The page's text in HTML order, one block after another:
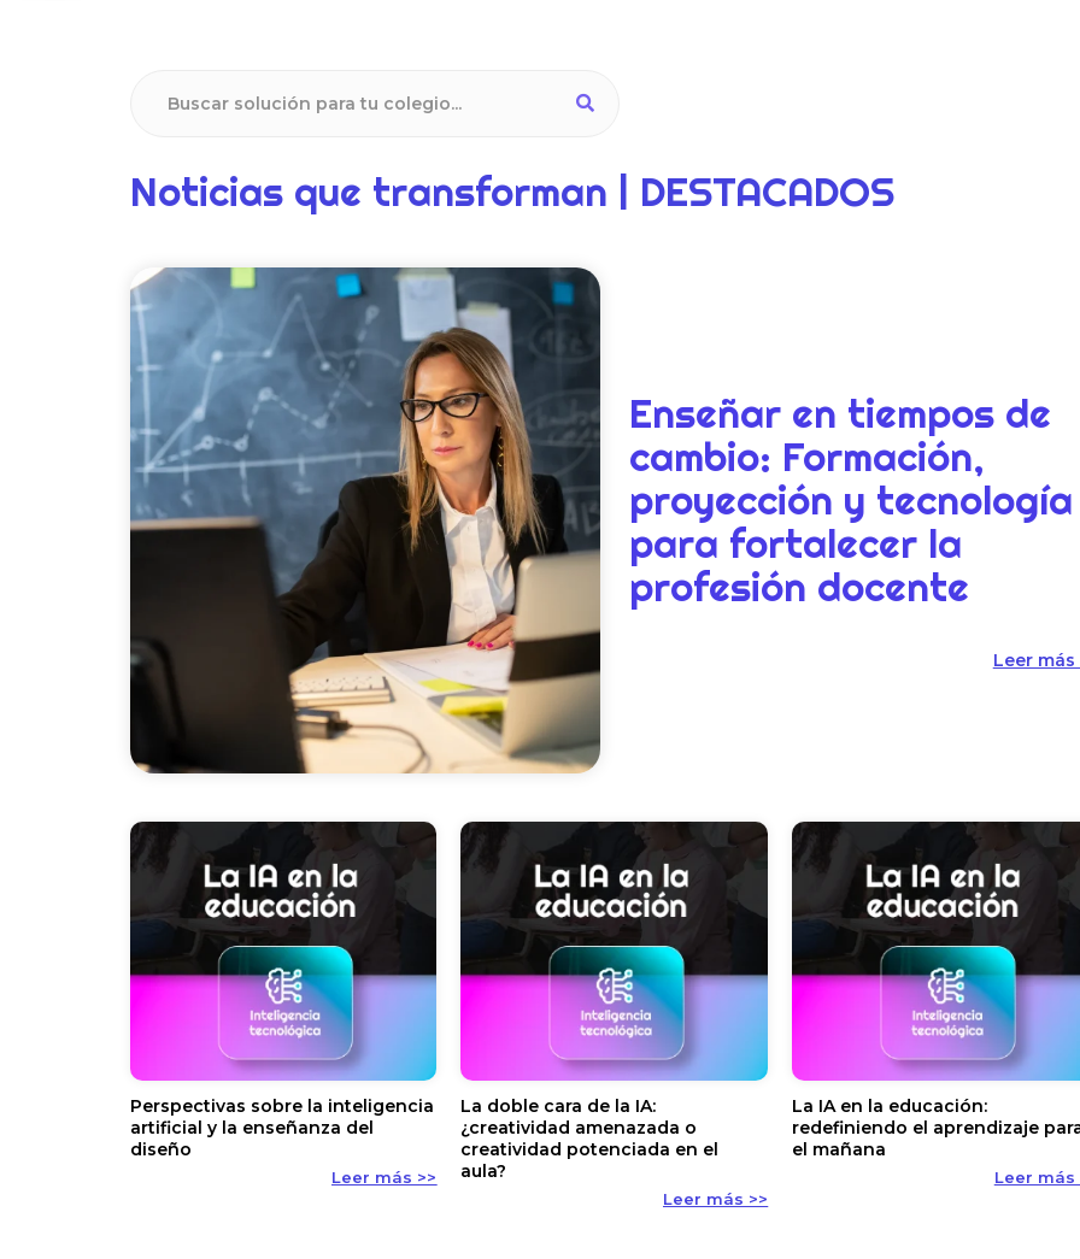
Noticias que transforman | DESTACADOS
Enseñar en tiempos de
cambio: Formación,
proyección y tecnología
para fortalecer la
profesión docente
Leer más
Perspectivas sobre la inteligencia
artificial y la enseñanza del
diseño
Leer más >>
La doble cara de la IA:
¿creatividad amenazada o
creatividad potenciada en el
aula?
Leer más >>
La IA en la educación:
redefiniendo el aprendizaje
el mañana
Leer más